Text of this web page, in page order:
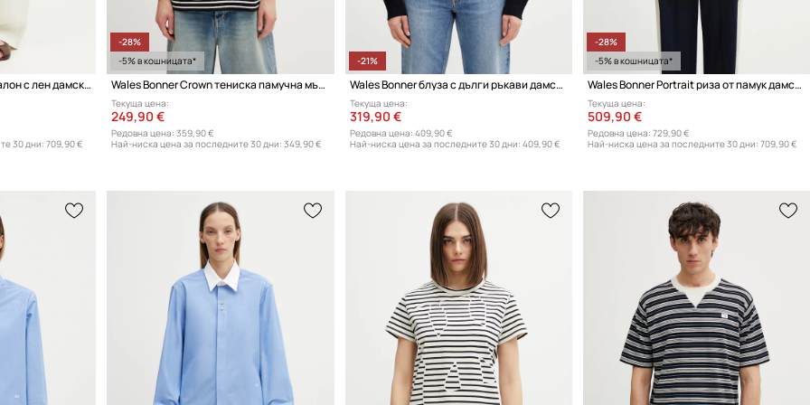
Wales Bonner Hymn панталон с лен дамски
30 дни: 709,90 €
-28%
-5% в кошницата*
Wales Bonner Crown тениска памучна мъжка
Текуща цена:
249,90 €
Редовна цена: 359,90 €
Най-ниска цена за последните 30 дни: 349,90 €
-21%
Wales Bonner блуза с дълги ръкави дамска от памук
Текуща цена:
319,90 €
Редовна цена: 409,90 €
Най-ниска цена за последните 30 дни: 409,90 €
-28%
-5% в кошницата*
Wales Bonner Portrait риза от памук дамска
Текуща цена:
509,90 €
Редовна цена: 729,90 €
Най-ниска цена за последните 30 дни: 709,90 €